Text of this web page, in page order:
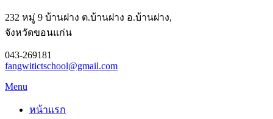
232 หมู่ 9 บ้านฝาง ต.บ้านฝาง อ.บ้านฝาง,
จังหวัดขอนแก่น
043-269181
fangwitictschool@gmail.com
Menu
หน้าแรก